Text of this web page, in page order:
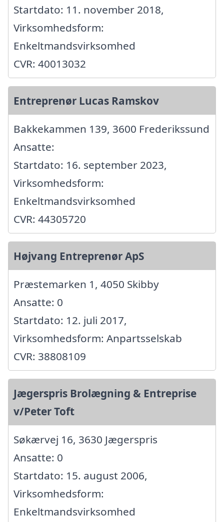
Startdato: 11. november 2018,
Virksomhedsform:
Enkeltmandsvirksomhed
CVR: 40013032
Entreprenør Lucas Ramskov
Bakkekammen 139, 3600 Frederikssund
Ansatte:
Startdato: 16. september 2023,
Virksomhedsform:
Enkeltmandsvirksomhed
CVR: 44305720
Højvang Entreprenør ApS
Præstemarken 1, 4050 Skibby
Ansatte: 0
Startdato: 12. juli 2017,
Virksomhedsform: Anpartsselskab
CVR: 38808109
Jægerspris Brolægning & Entreprise
v/Peter Toft
Søkærvej 16, 3630 Jægerspris
Ansatte: 0
Startdato: 15. august 2006,
Virksomhedsform:
Enkeltmandsvirksomhed